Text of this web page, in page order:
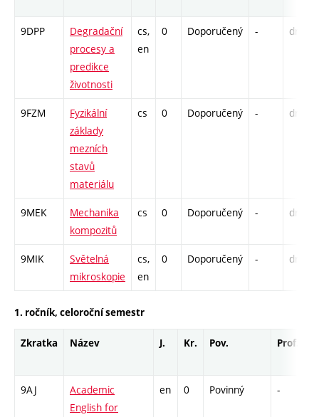
9DPP
Degradační
procesy a
predikce
životnosti
cs,
en
0 Doporučený - drzk
9FZM
Fyzikální
základy
mezních
stavů
materiálu
cs 0 Doporučený - drzk
9MEK
Mechanika
kompozitů
cs 0 Doporučený - drzk
9MIK
Světelná
mikroskopie
cs,
en
0 Doporučený - drzk
1. ročník, celoroční semestr
Zkratka Název J. Kr. Pov. Prof.
9AJ
Academic
English for
en 0 Povinný -